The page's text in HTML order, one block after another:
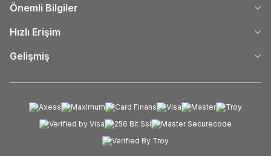
Önemli Bilgiler
Hızlı Erişim
Gelişmiş